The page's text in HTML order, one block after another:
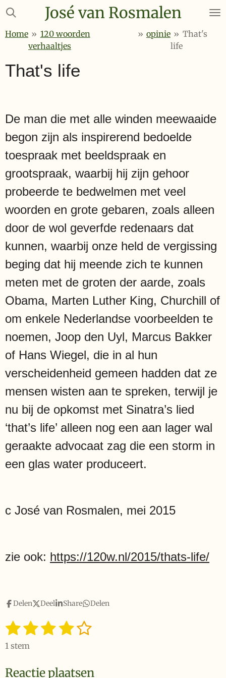
Ga
naar
José van Rosmalen
Home » 120 woorden
verhaaltjes
» opinie » That's
life
That's life
De man die met alle winden meewaaide
begon zijn als inspirerend bedoelde
toespraak met beeldspraak en
grootspraak, waarbij hij zijn gehoor
probeerde te bedwelmen met veel
woorden en grote gebaren, zoals alleen
door de wol geverfde redenaars dat
kunnen, waarbij onze held de vergissing
beging dat hij meende zich te kunnen
meten met de groten der aarde, zoals
Obama, Marten Luther King, Churchill of
om enkele Nederlandse voorbeelden te
noemen, Joop den Uyl, Marcus Bakker
of Hans Wiegel, die in al hun
verscheidenheid gemeen hadden dat ze
mensen wisten aan te spreken, terwijl je
nu bij de opkomst met Sinatra’s lied
‘that’s life’ alleen nog een aan lager wal
geraakte advocaat zag die een storm in
een glas water produceert.
c José van Rosmalen, mei 2015
zie ook: https://120w.nl/2015/thats-life/
Delen Deel Share Delen
R
a
t
n
1
s
2
s
3 4 5
S
e
1 stem
Reactie plaatsen